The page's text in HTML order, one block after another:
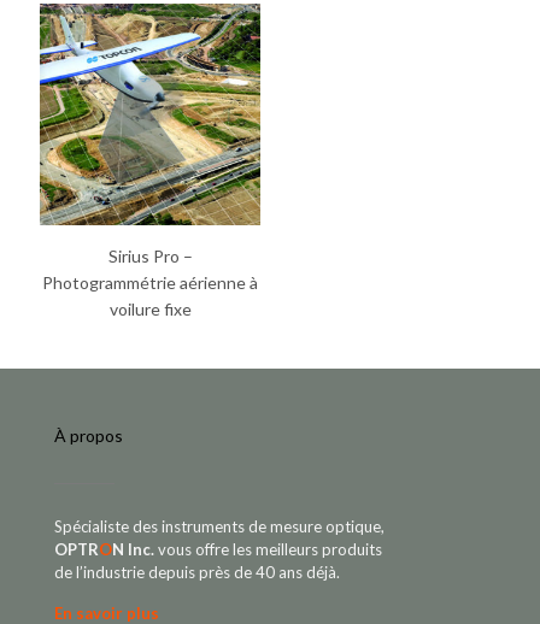
Sirius Pro –
Photogrammétrie aérienne à
voilure fixe
À propos
Spécialiste des instruments de mesure optique,
OPTRON Inc.vous offre les meilleurs produits
de l’industrie depuis près de 40 ans déjà.
En savoir plus